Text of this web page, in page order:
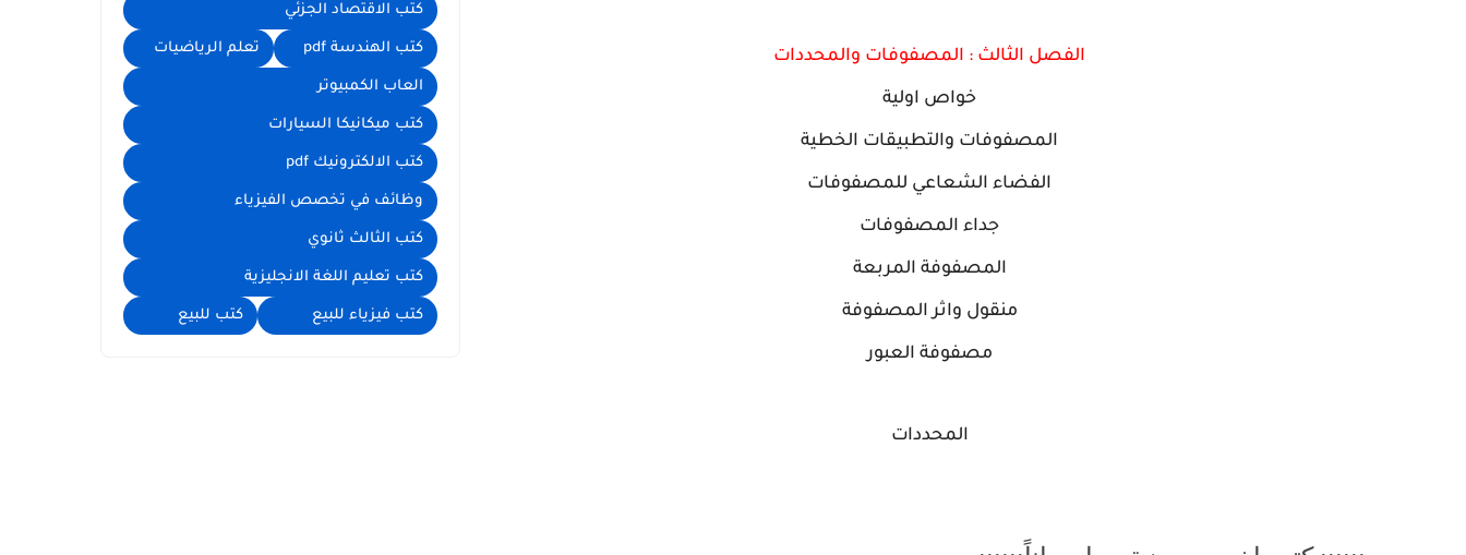
الفصل الثالث : المصفوفات والمحددات
خواص اولية
المصفوفات والتطبيقات الخطية
الفضاء الشعاعي للمصفوفات
جداء المصفوفات
المصفوفة المربعة
منقول واثر المصفوفة
مصفوفة العبور
المحددات
كتب الاقتصاد الجزئي
كتب الهندسة pdf تعلم الرياضيات
العاب الكمبيوتر
كتب ميكانيكا السيارات
كتب الالكترونيك pdf
وظائف في تخصص الفيزياء
كتب الثالث ثانوي
كتب تعليم اللغة الانجليزية
كتب فيزياء للبيع كتب للبيع